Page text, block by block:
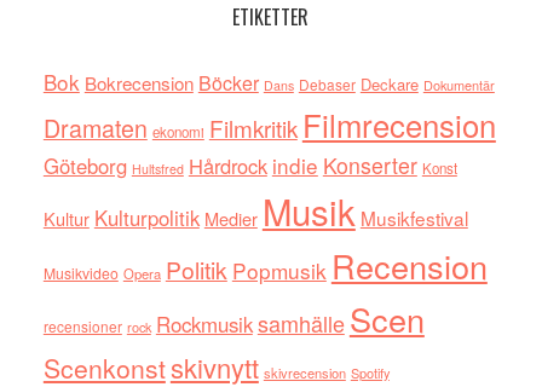
ETIKETTER
Bok Bokrecension Böcker Dans Debaser Deckare Dokumentär
Dramaten ekonomi Filmkritik Filmrecension
Göteborg Hultsfred Hårdrock indie Konserter Konst
Kultur Kulturpolitik Medier Musik Musikfestival
Musikvideo Opera Politik Popmusik Recension
recensioner rock RockmusiksamhälleScen
Scenkonstskivnytt skivrecension Spotify